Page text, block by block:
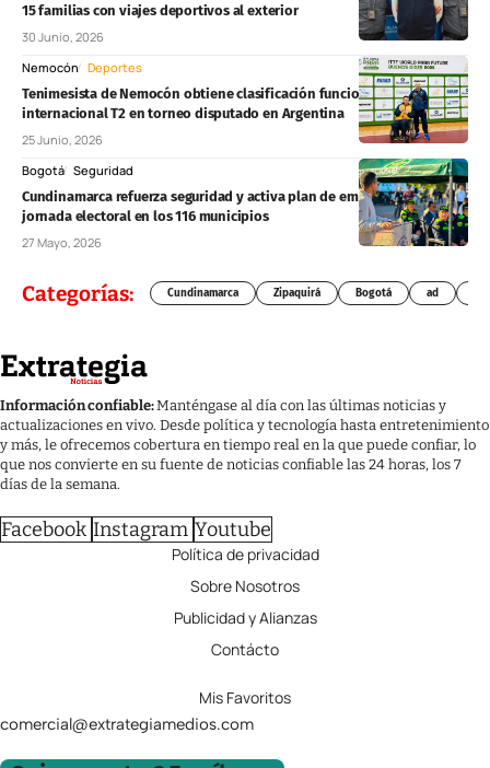
15 familias con viajes deportivos al exterior
30 Junio, 2026
Nemocón Deportes
Tenimesista de Nemocón obtiene clasificación funcional
internacional T2 en torneo disputado en Argentina
25 Junio, 2026
Bogotá Seguridad
Cundinamarca refuerza seguridad y activa plan de emergencias para
jornada electoral en los 116 municipios
27 Mayo, 2026
Categorías: Cundinamarca Zipaquirá Bogotá ad
Información confiable:Manténgase al día con las últimas noticias y
actualizaciones en vivo. Desde política y tecnología hasta entretenimiento
y más, le ofrecemos cobertura en tiempo real en la que puede confiar, lo
que nos convierte en su fuente de noticias confiable las 24 horas, los 7
días de la semana.
Facebook Instagram Youtube
Política de privacidad
Sobre Nosotros
Publicidad y Alianzas
Contácto
Mis Favoritos
comercial@extrategiamedios.com